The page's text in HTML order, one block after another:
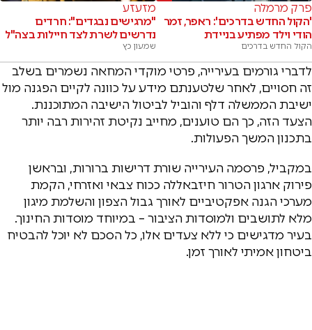
פרק מרמלה
'הקול החדש בדרכים': ראפר, זמר
הודי וילד מפתיע בניידת
הקול החדש בדרכים
מזעזע
"מרגישים נבגדים": חרדים
נדרשים לשרת לצד חיילות בצה"ל
שמעון כץ
לדברי גורמים בעירייה, פרטי מוקדי המחאה נשמרים בשלב
זה חסויים, לאחר שלטענתם מידע על כוונה לקיים הפגנה מול
ישיבת הממשלה דלף והוביל לביטול הישיבה המתוכננת.
הצעד הזה, כך הם טוענים, מחייב נקיטת זהירות רבה יותר
בתכנון המשך הפעולות.
במקביל, פרסמה העירייה שורת דרישות ברורות, ובראשן
פירוק ארגון הטרור חיזבאללה ככוח צבאי ואזרחי, הקמת
מערכי הגנה אפקטיביים לאורך גבול הצפון והשלמת מיגון
מלא לתושבים ולמוסדות הציבור – במיוחד מוסדות החינוך.
בעיר מדגישים כי ללא צעדים אלו, כל הסכם לא יוכל להבטיח
ביטחון אמיתי לאורך זמן.